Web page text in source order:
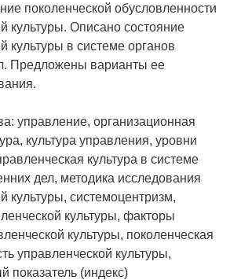
поколенческой обусловленности
культуры. Описано состояние
культуры в системе органов
Предложены варианты ее
управление, организационная
культура управления, уровни
культура в системе
дел, методика исследования
культуры, системоцентризм,
культуры, факторы
культуры, поколенческая
управленческой культуры,
показатель (индекс)